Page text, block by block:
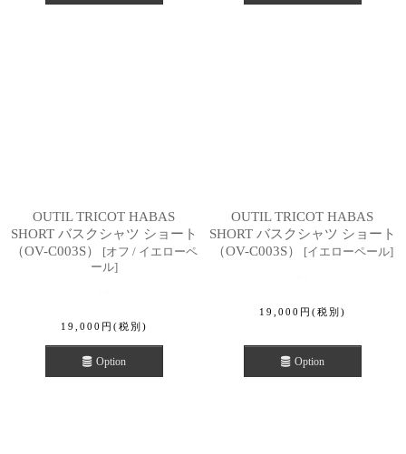
OUTIL TRICOT HABAS
SHORT バスクシャツ ショート
（OV-C003S）
[オフ / イエローペ
ール]
19,000 円 (税別)
Option
OUTIL TRICOT HABAS
SHORT バスクシャツ ショート
（OV-C003S）
[イエローペール]
19,000 円 (税別)
Option